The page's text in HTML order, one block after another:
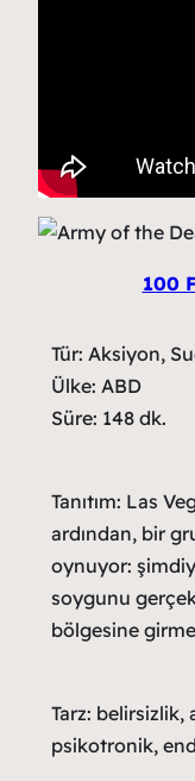
100
Tür: Aksiyon,
Ülke: ABD
Süre: 148 dk.
Tanıtım: Las
ardından, bir
oynuyor:
soygunu
bölgesine
Tarz: belirsizlik,
psikotronik,